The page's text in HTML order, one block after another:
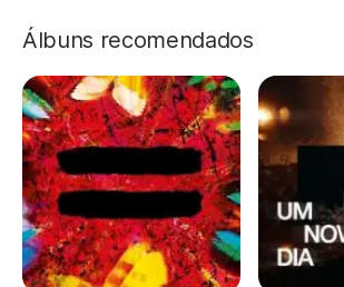
Álbuns recomendados